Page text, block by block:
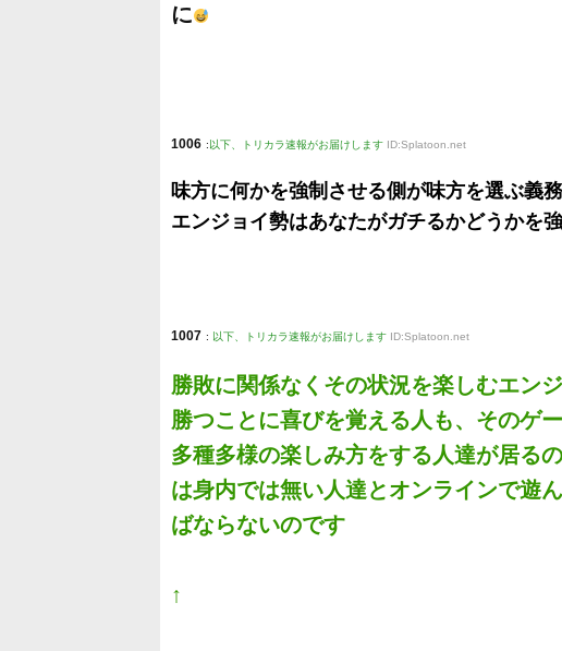
に
1006 : 以下、トリカラ速報がお届けします ID:Splatoon.net
味方に何かを強制させる側が味方を選ぶ義
エンジョイ勢はあなたがガチるかどうかを
1007 : 以下、トリカラ速報がお届けします ID:Splatoon.net
勝敗に関係なくその状況を楽しむエン
勝つことに喜びを覚える人も、そのゲ
多種多様の楽しみ方をする人達が居る
は身内では無い人達とオンラインで遊
ばならないのです
↑